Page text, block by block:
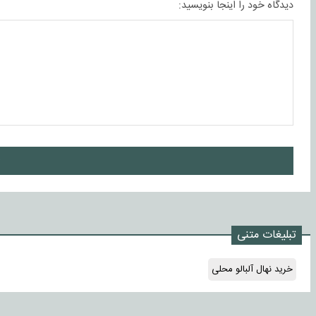
دیدگاه خود را اینجا بنویسید:
تبلیغات متنی
خرید نهال آلبالو محلی